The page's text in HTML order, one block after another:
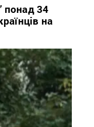
понад 34
на